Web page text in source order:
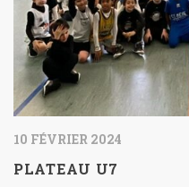
10 FÉVRIER 2024
PLATEAU U7